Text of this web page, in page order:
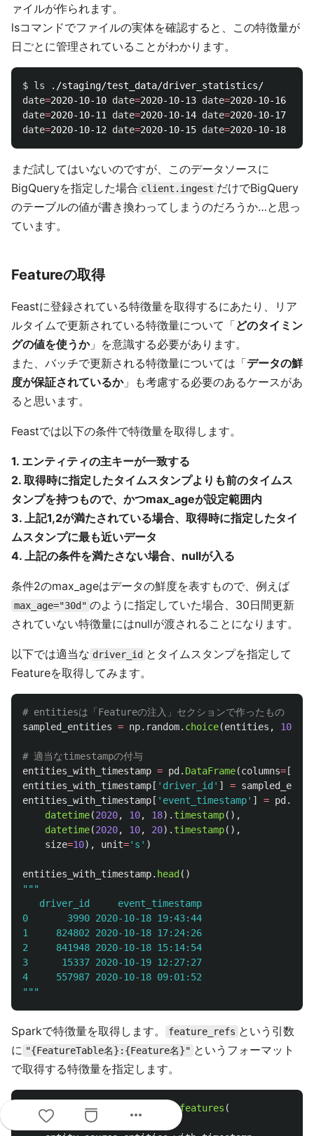
ァイルが作られます。
lsコマンドでファイルの実体を確認すると、この特徴量が
日ごとに管理されていることがわかります。
$ ls
date=2020-10-10 date=2020-10-13 date=2020-10-16
date=2020-10-11 date=2020-10-14 date=
date=2020-10-12 date=2020-10-15 date=
まだ試してはいないのですが、このデータソースに
BigQueryを指定した場合 client.ingest だけでBigQuery
のテーブルの値が書き換わってしまうのだろうか…と思っ
ています。
Featureの取得
Feastに登録されている特徴量を取得するにあたり、リア
ルタイムで更新されている特徴量について「どのタイミン
グの値を使うか」を意識する必要があります。
また、バッチで更新される特徴量については「データの鮮
度が保証されているか」も考慮する必要のあるケースがあ
ると思います。
Feastでは以下の条件で特徴量を取得します。
1. エンティティの主キーが一致する
2. 取得時に指定したタイムスタンプよりも前のタイムス
タンプを持つもので、かつmax_ageが設定範囲内
3. 上記1,2が満たされている場合、取得時に指定したタイ
ムスタンプに最も近いデータ
4. 上記の条件を満たさない場合、nullが入る
条件2のmax_ageはデータの鮮度を表すもので、例えば
max_age="30d" のように指定していた場合、30日間更新
されていない特徴量にはnullが渡されることになります。
以下では適当な driver_id とタイムスタンプを指定して
Featureを取得してみます。
sampled_entities = np. random. choice(entities , 10
entities_with_timestamp = pd . DataFrame(columns= [
entities_with_timestamp [ ' driver_id ' ] =
entities_with_timestamp [ ' event_timestamp' ] = pd .
datetime(2020, 10, 18). timestamp(),
datetime(2020, 10, 20). timestamp(),
size=10), unit=' s ' )
entities_with_timestamp. head ()
"""
   driver_id     event_timestamp
0       3990 2020-10-18 19:43:44
1     824802 2020-10-18 17:24:26
2     841948 2020-10-18 15:14:54
3      15337 2020-10-19 12:27:27
"""
Sparkで特徴量を取得します。 feature_refs という引数
に "{FeatureTable名}:{Feature名}" というフォーマット
で取得する特徴量を指定します。
= client.get_historical_features (
more_horiz